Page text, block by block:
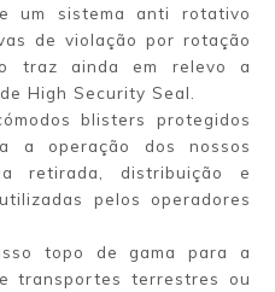
um sistema anti rotativo
de violação por rotação
traz ainda em relevo a
High Security Seal.
blisters protegidos
a operação dos nossos
retirada, distribuição e
pelos operadores
topo de gama para a
transportes terrestres ou